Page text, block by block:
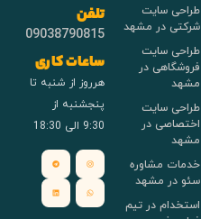
طراحی سایت
شرکتی در مشهد
طراحی سایت
فروشگاهی در
مشهد
طراحی سایت
اختصاصی در
مشهد
خدمات مشاوره
سئو در مشهد
استخدام در تیم
تلفن
09038790815
ساعات کاری
هرروز از شنبه تا
پنجشنبه از
9:30 الی 18:30